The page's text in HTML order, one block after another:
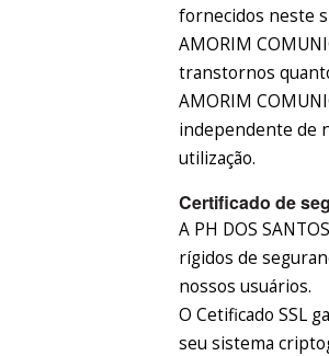
fornecidos neste
AMORIM
transtornos
AMORIM
independente de
utilização.
Certificado de
A PH DOS
rígidos de
nossos usuários.
O Cetificado SSL
seu sistema